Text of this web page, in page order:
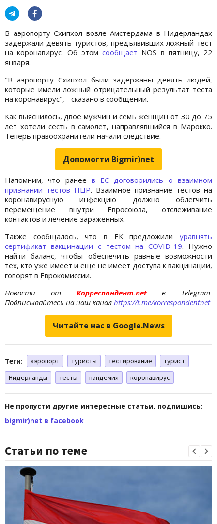
В аэропорту Схипхол возле Амстердама в Нидерландах
задержали девять туристов, предъявивших ложный тест
на коронавирус. Об этом сообщает NOS в пятницу, 22
января.
"В аэропорту Схипхол были задержаны девять людей,
которые имели ложный отрицательный результат теста
на коронавирус", - сказано в сообщении.
Как выяснилось, двое мужчин и семь женщин от 30 до 75
лет хотели сесть в самолет, направлявшийся в Марокко.
Теперь правоохранители начали следствие.
Допомогти Bigmir)net
Напомним, что ранее в ЕС договорились о взаимном
признании тестов ПЦР. Взаимное признание тестов на
коронавирусную инфекцию должно облегчить
перемещение внутри Евросоюза, отслеживание
контактов и лечение зараженных.
Также сообщалось, что в ЕК предложили уравнять
сертификат вакцинации с тестом на COVID-19. Нужно
найти баланс, чтобы обеспечить равные возможности
тех, кто уже имеет и еще не имеет доступа к вакцинации,
говорят в Еврокомиссии.
Новости отКорреспондент.netв Telegram.
Подписывайтесь на наш канал https://t.me/korrespondentnet
Читайте нас в Google.News
Теги: аэропорт туристы тестирование
турист
Нидерланды
тесты пандемия коронавирус
Не пропусти другие интересные статьи, подпишись:
bigmir)net в facebook
Статьи по теме